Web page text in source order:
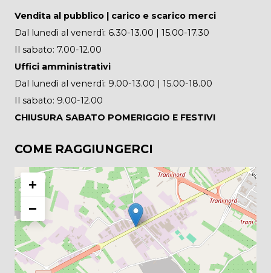
Vendita al pubblico | carico e scarico merci
Dal lunedì al venerdì: 6.30-13.00 | 15.00-17.30
Il sabato: 7.00-12.00
Uffici amministrativi
Dal lunedì al venerdì: 9.00-13.00 | 15.00-18.00
Il sabato: 9.00-12.00
CHIUSURA SABATO POMERIGGIO E FESTIVI
COME RAGGIUNGERCI
+
−